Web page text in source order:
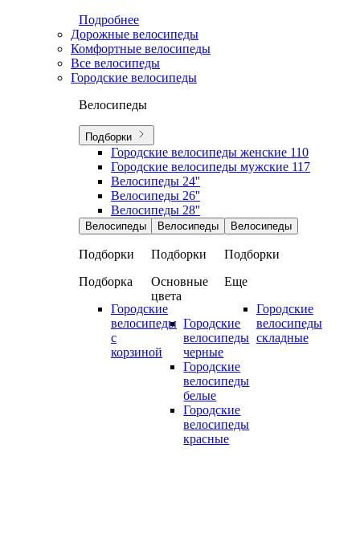
Подробнее
Дорожные велосипеды
Комфортные велосипеды
Все велосипеды
Городские велосипеды
Велосипеды
Подборки
Городские велосипеды женские 110
Городские велосипеды мужские 117
Велосипеды 24''
Велосипеды 26''
Велосипеды 28''
Велосипеды
Подборки
Подборка
Городские
велосипеды
с
корзиной
Велосипеды
Подборки
Основные
цвета
Городские
велосипеды
черные
Городские
велосипеды
белые
Городские
велосипеды
красные
Велосипеды
Подборки
Еще
Городские
велосипеды
складные